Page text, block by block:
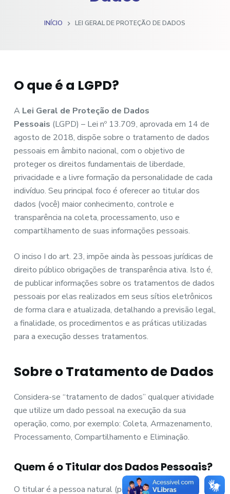
INÍCIO LEI GERAL DE PROTEÇÃO DE DADOS
O que é a LGPD?
A Lei Geral de Proteção de Dados
Pessoais (LGPD) – Lei nº 13.709, aprovada em 14 de
agosto de 2018, dispõe sobre o tratamento de dados
pessoais em âmbito nacional, com o objetivo de
proteger os direitos fundamentais de liberdade,
privacidade e a livre formação da personalidade de cada
indivíduo. Seu principal foco é oferecer ao titular dos
dados (você) maior conhecimento, controle e
transparência na coleta, processamento, uso e
compartilhamento de suas informações pessoais.
O inciso I do art. 23, impõe ainda às pessoas jurídicas de
direito público obrigações de transparência ativa. Isto é,
de publicar informações sobre os tratamentos de dados
pessoais por elas realizados em seus sítios eletrônicos
de forma clara e atualizada, detalhando a previsão legal,
a finalidade, os procedimentos e as práticas utilizadas
para a execução desses tratamentos.
Sobre o Tratamento de Dados
Considera-se “tratamento de dados” qualquer atividade
que utilize um dado pessoal na execução da sua
operação, como, por exemplo: Coleta, Armazenamento,
Processamento, Compartilhamento e Eliminação.
Quem é o Titular dos Dados Pessoais?
O titular é a pessoa natural (pessoa física) a quem